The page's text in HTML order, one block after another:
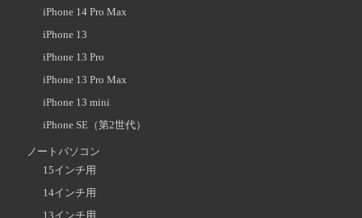
iPhone 14 Pro Max
iPhone 13
iPhone 13 Pro
iPhone 13 Pro Max
iPhone 13 mini
iPhone SE（第2世代）
ノートパソコン
15インチ用
14インチ用